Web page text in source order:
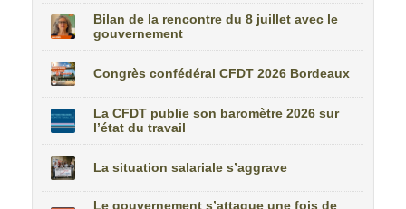
Bilan de la rencontre du 8 juillet avec le
gouvernement
Congrès confédéral CFDT 2026 Bordeaux
La CFDT publie son baromètre 2026 sur
l’état du travail
La situation salariale s’aggrave
Le gouvernement s’attaque une fois de